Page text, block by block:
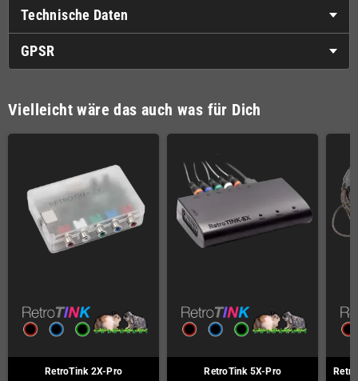
Technische Daten
GPSR
Vielleicht wäre das auch was für Dich
RetroTink 2X-Pro
RetroTink 5X-Pro